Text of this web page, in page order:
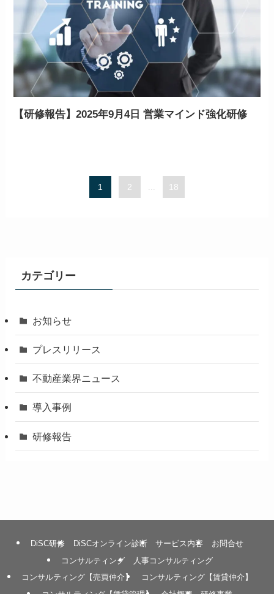
【研修報告】2025年9月4日 営業マインド強化研修
1 2 18
カテゴリー
お知らせ
プレスリリース
不動産業界ニュース
導入事例
研修報告
DiSC研修 DiSCオンライン診断 サービス内容
お問合せ
コンサルティング
人事コンサルティング
コンサルティング【売買仲介】
コンサルティング【賃貸仲介】